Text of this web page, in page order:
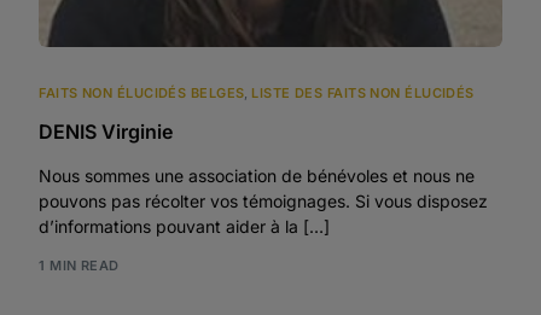
FAITS NON ÉLUCIDÉS BELGES, LISTE DES FAITS NON ÉLUCIDÉS
DENIS Virginie
Nous sommes une association de bénévoles et nous ne
pouvons pas récolter vos témoignages. Si vous disposez
d’informations pouvant aider à la […]
1 MIN READ